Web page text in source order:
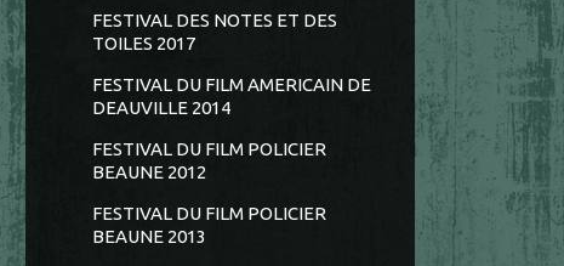
FESTIVAL DES NOTES ET DES
TOILES 2017
FESTIVAL DU FILM AMERICAIN DE
DEAUVILLE 2014
FESTIVAL DU FILM POLICIER
BEAUNE 2012
FESTIVAL DU FILM POLICIER
BEAUNE 2013